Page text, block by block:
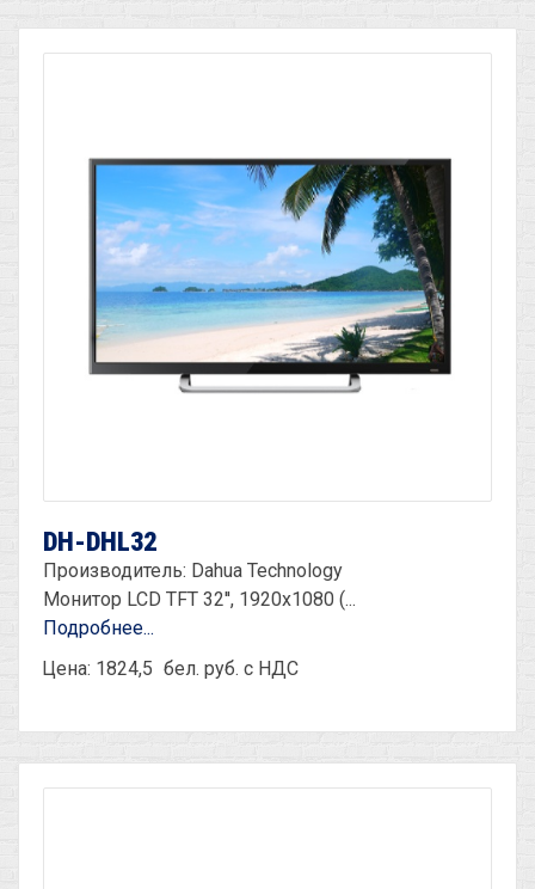
DH-DHL32
Производитель: Dahua Technology
Монитор LCD TFT 32'', 1920х1080 (...
Подробнее...
Цена: 1824,5 бел. руб. с НДС